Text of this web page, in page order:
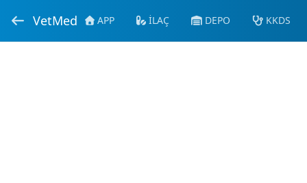
VetMed APP İLAÇ DEPO KKDS